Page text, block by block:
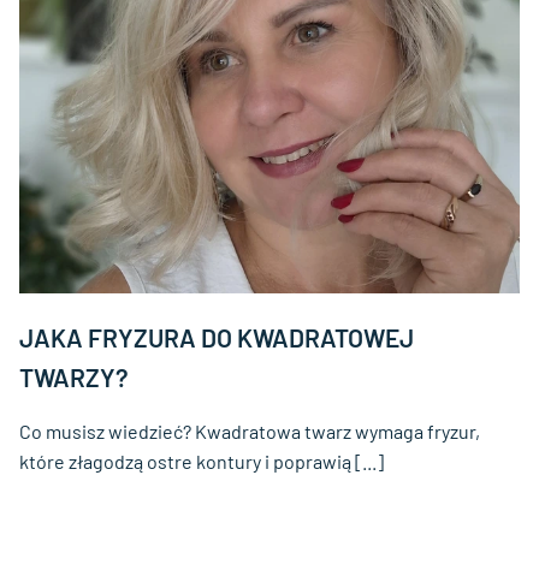
JAKA FRYZURA DO KWADRATOWEJ
TWARZY?
Co musisz wiedzieć? Kwadratowa twarz wymaga fryzur,
które złagodzą ostre kontury i poprawią [...]